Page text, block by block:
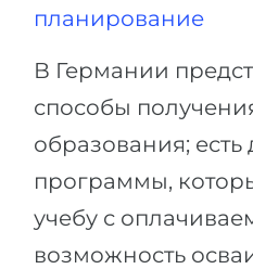
планирование
В Германии
способы
образования; есть
программы,
учебу с
возможность